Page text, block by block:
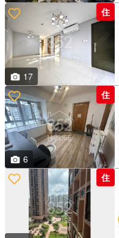
住
17
住
6
住